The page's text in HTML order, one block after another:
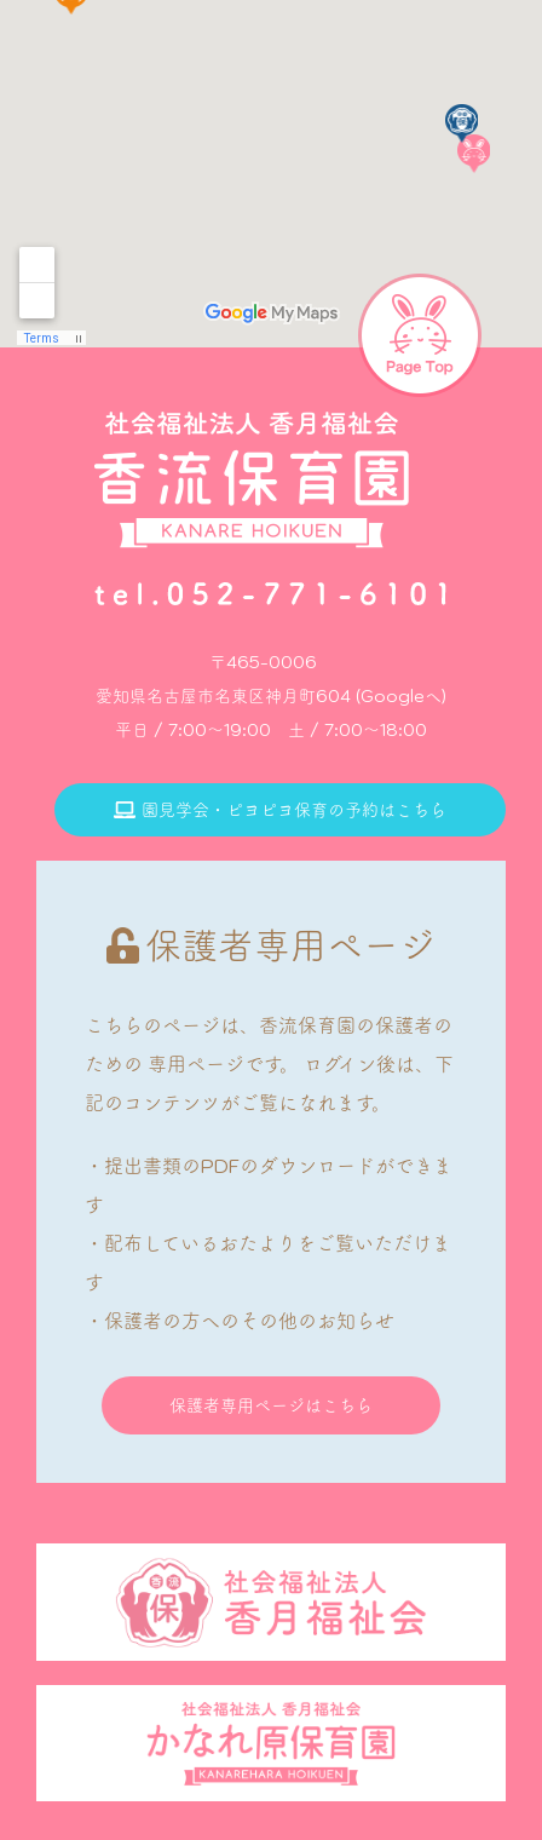
〒465-0006
愛知県名古屋市名東区神月町604 (Googleへ)
平日 / 7:00～19:00 土 / 7:00～18:00
園見学会・ピヨピヨ保育の予約はこちら
保護者専用ページ
こちらのページは、香流保育園の保護者の
ための 専用ページです。
ログイン後は、下
記のコンテンツがご覧になれます。
・提出書類のPDFのダウンロードができま
す
・配布しているおたよりをご覧いただけま
す
・保護者の方へのその他のお知らせ
保護者専用ページはこちら